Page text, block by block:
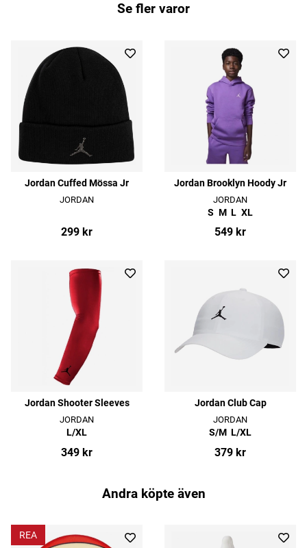
Se fler varor
Jordan Cuffed Mössa Jr
JORDAN
299 kr
Jordan Brooklyn Hoody Jr
JORDAN
S M L XL
549 kr
Jordan Shooter Sleeves
JORDAN
L/XL
349 kr
Jordan Club Cap
JORDAN
S/M L/XL
379 kr
Andra köpte även
REA